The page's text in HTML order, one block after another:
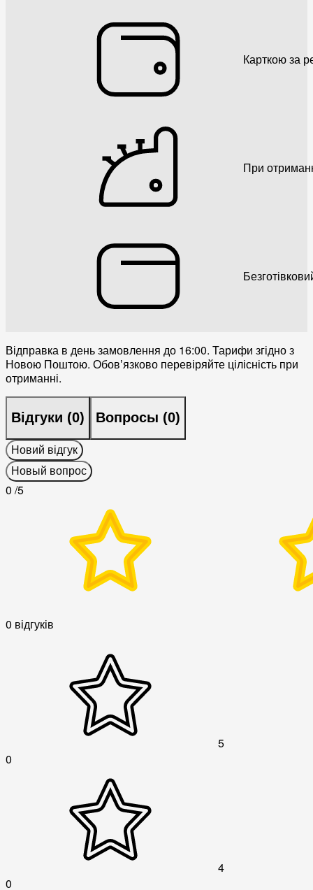
Карткою за
При
Відправка в день замовлення до 16:00. Тарифи згідно з
Новою Поштою. Обовʼязково перевіряйте цілісність при
отриманні.
Відгуки (0) Вопросы (0)
Новий відгук
Новый вопрос
0 /5
0 відгуків
5
0
4
0